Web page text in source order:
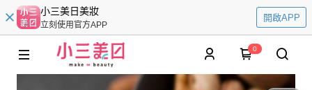
小三美日美妝
立刻使用官方APP
開啟APP
0